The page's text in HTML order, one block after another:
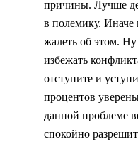
причины. Лучше
в полемику. Иначе
жалеть об этом. Ну
избежать
отступите и
процентов
данной проблеме
спокойно